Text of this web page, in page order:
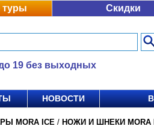
Скидки
19 без выходных
НОВОСТИ
MORA ICE / НОЖИ И ШНЕКИ MORA